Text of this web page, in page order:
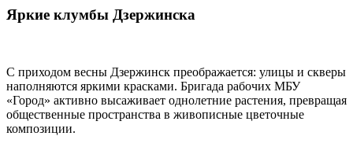
Яркие клумбы Дзержинска
С приходом весны Дзержинск преображается: улицы и скверы
наполняются яркими красками. Бригада рабочих МБУ
«Город» активно высаживает однолетние растения, превращая
общественные пространства в живописные цветочные
композиции.